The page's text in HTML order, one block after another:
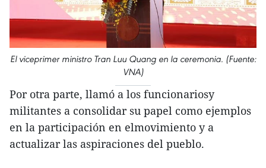
El viceprimer ministro Tran Luu Quang en la ceremonia. (Fuente:
VNA)
Por otra parte, llamó a los funcionariosy
militantes a consolidar su papel como ejemplos
en la participación en elmovimiento y a
actualizar las aspiraciones del pueblo.